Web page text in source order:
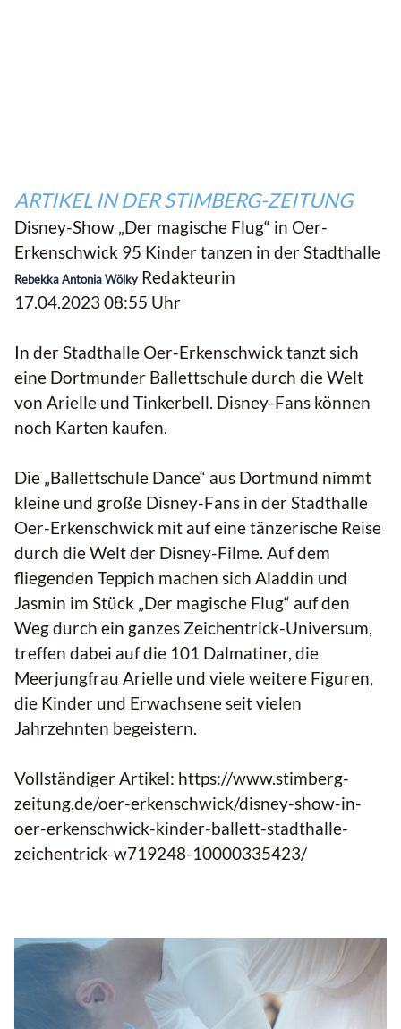
ARTIKEL IN DER STIMBERG-ZEITUNG
Disney-Show „Der magische Flug“ in Oer-
Erkenschwick 95 Kinder tanzen in der Stadthalle
Rebekka Antonia Wölky Redakteurin
17.04.2023 08:55 Uhr
In der Stadthalle Oer-Erkenschwick tanzt sich
eine Dortmunder Ballettschule durch die Welt
von Arielle und Tinkerbell. Disney-Fans können
noch Karten kaufen.
Die „Ballettschule Dance“ aus Dortmund nimmt
kleine und große Disney-Fans in der Stadthalle
Oer-Erkenschwick mit auf eine tänzerische Reise
durch die Welt der Disney-Filme. Auf dem
fliegenden Teppich machen sich Aladdin und
Jasmin im Stück „Der magische Flug“ auf den
Weg durch ein ganzes Zeichentrick-Universum,
treffen dabei auf die 101 Dalmatiner, die
Meerjungfrau Arielle und viele weitere Figuren,
die Kinder und Erwachsene seit vielen
Jahrzehnten begeistern.
Vollständiger Artikel: https://www.stimberg-
zeitung.de/oer-erkenschwick/disney-show-in-
oer-erkenschwick-kinder-ballett-stadthalle-
zeichentrick-w719248-10000335423/